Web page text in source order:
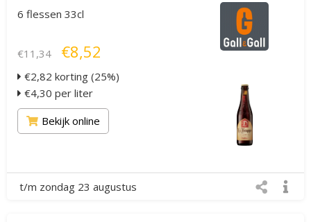
6 flessen 33cl
€11,34 €8,52
€2,82 korting (25%)
€4,30 per liter
Bekijk online
t/m zondag 23 augustus